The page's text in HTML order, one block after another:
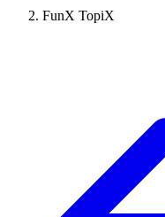
FunX TopiX